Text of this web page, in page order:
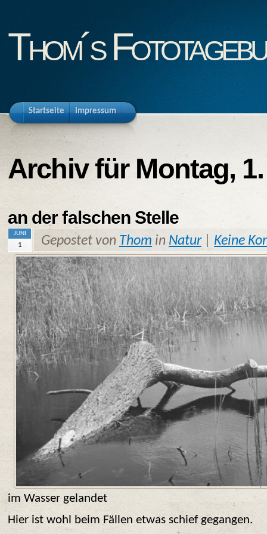
Thom´s
Startseite Impressum
Archiv für Montag,
an der falschen Stelle
JUNI
1 Gepostet von Thom in Natur| Keine
im Wasser gelandet
Hier ist wohl beim Fällen etwas schief gegangen.